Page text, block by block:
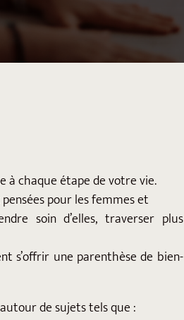
à chaque étape de votre vie.
pour les femmes et
soin d’elles, traverser plus
s’offrir une parenthèse de bien-
de sujets tels que :